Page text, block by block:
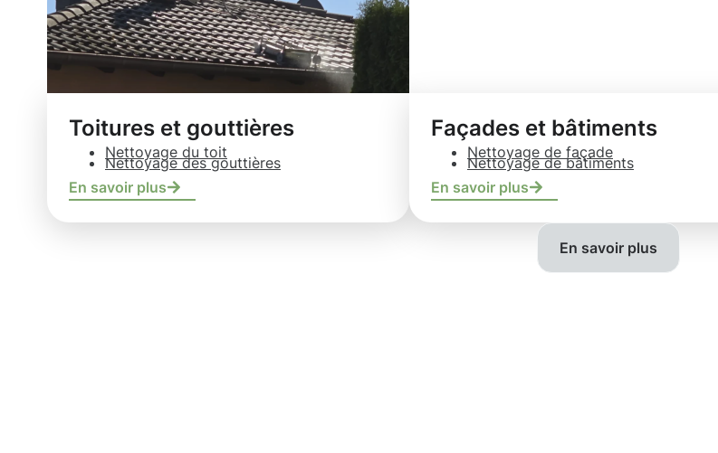
Toitures et gouttières
Nettoyage du toit
Nettoyage des gouttières
En savoir plus
Façades et bâtiments
Nettoyage de façade
Nettoyage de bâtiments
En savoir plus
En savoir plus